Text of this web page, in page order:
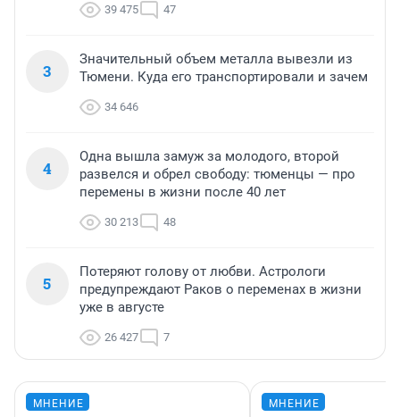
39 475 47
3
Значительный объем металла вывезли из
Тюмени. Куда его транспортировали и зачем
34 646
4
Одна вышла замуж за молодого, второй
развелся и обрел свободу: тюменцы — про
перемены в жизни после 40 лет
30 213 48
5
Потеряют голову от любви. Астрологи
предупреждают Раков о переменах в жизни
уже в августе
26 427 7
МНЕНИЕ МНЕНИЕ